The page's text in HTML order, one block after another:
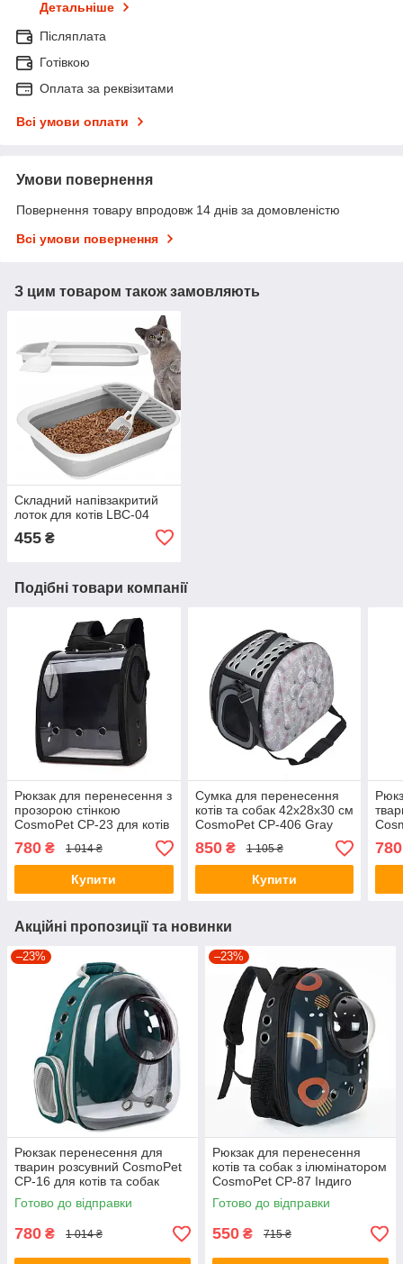
Детальніше
Післяплата
Готівкою
Оплата за реквізитами
Всі умови оплати
Умови повернення
Повернення товару впродовж 14 днів за домовленістю
Всі умови повернення
З цим товаром також замовляють
Складний напівзакритий
лоток для котів LBC-04
455 ₴
Подібні товари компанії
Рюкзак для перенесення з
прозорою стінкою
CosmoPet CP-23 для котів
та собак Black
780 ₴ 1 014 ₴
Купити
Сумка для перенесення
котів та собак 42x28x30 см
CosmoPet CP-406 Gray
850₴ 1 105 ₴
Купити
та
780
Акційні пропозиції та новинки
–23%
Рюкзак перенесення для
тварин розсувний CosmoPet
CP-16 для котів та собак
42x32x23 см Green
Готово до відправки
780 ₴ 1 014 ₴
–23%
Рюкзак для перенесення
котів та собак з ілюмінатором
CosmoPet CP-87 Індиго
Готово до відправки
550 ₴ 715 ₴